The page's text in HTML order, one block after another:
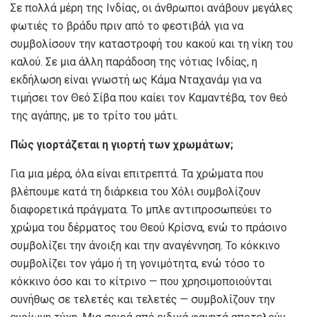
Σε πολλά μέρη της Ινδίας, οι άνθρωποι ανάβουν μεγάλες
φωτιές το βράδυ πριν από το φεστιβάλ για να
συμβολίσουν την καταστροφή του κακού και τη νίκη του
καλού. Σε μια άλλη παράδοση της νότιας Ινδίας, η
εκδήλωση είναι γνωστή ως Κάμα Νταχανάμ για να
τιμήσει τον Θεό Σίβα που καίει τον Καμαντέβα, τον θεό
της αγάπης, με το τρίτο του μάτι.
Πώς γιορτάζεται η γιορτή των χρωμάτων;
Για μια μέρα, όλα είναι επιτρεπτά. Τα χρώματα που
βλέπουμε κατά τη διάρκεια του Χόλι συμβολίζουν
διαφορετικά πράγματα. Το μπλε αντιπροσωπεύει το
χρώμα του δέρματος του Θεού Κρίσνα, ενώ το πράσινο
συμβολίζει την άνοιξη και την αναγέννηση. Το κόκκινο
συμβολίζει τον γάμο ή τη γονιμότητα, ενώ τόσο το
κόκκινο όσο και το κίτρινο — που χρησιμοποιούνται
συνήθως σε τελετές και τελετές — συμβολίζουν την